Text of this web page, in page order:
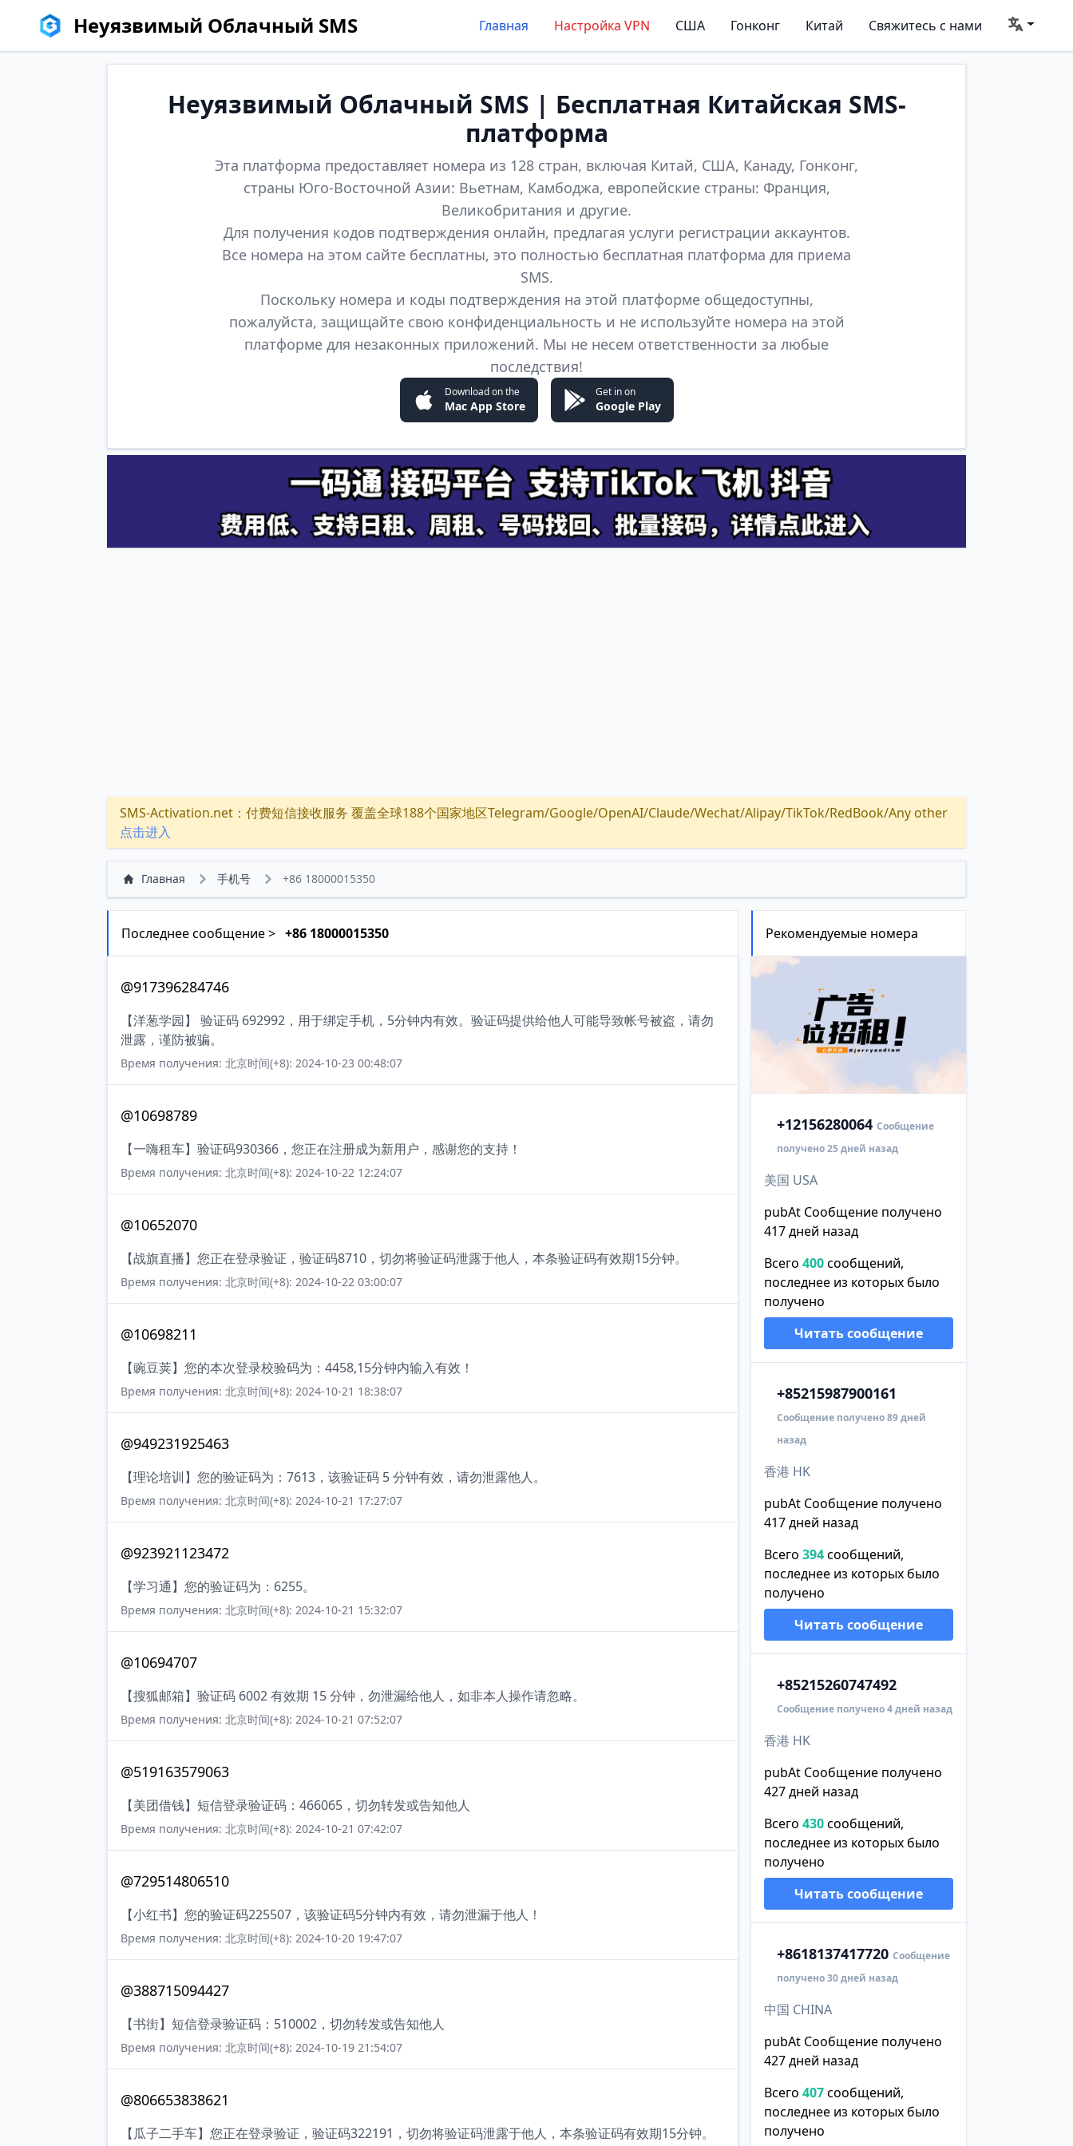
Неуязвимый Облачный SMS Главная Настройка VPN США Гонконг Китай Свяжитесь с нами
Неуязвимый Облачный SMS | Бесплатная Китайская SMS-
платформа
Эта платформа предоставляет номера из 128 стран, включая Китай, США, Канаду, Гонконг,
страны Юго-Восточной Азии: Вьетнам, Камбоджа, европейские страны: Франция,
Великобритания и другие.
Для получения кодов подтверждения онлайн, предлагая услуги регистрации аккаунтов.
Все номера на этом сайте бесплатны, это полностью бесплатная платформа для приема
SMS.
Поскольку номера и коды подтверждения на этой платформе общедоступны,
пожалуйста, защищайте свою конфиденциальность и не используйте номера на этой
платформе для незаконных приложений. Мы не несем ответственности за любые
последствия!
Download on the
Mac App Store
Get in on
Google Play
SMS-Activation.net：付费短信接收服务 覆盖全球188个国家地区Telegram/Google/OpenAI/Claude/Wechat/Alipay/TikTok/RedBook/Any other
点击进入
Главная 手机号 +86 18000015350
Последнее сообщение > +86 18000015350
@917396284746
【洋葱学园】 验证码 692992，用于绑定手机，5分钟内有效。验证码提供给他人可能导致帐号被盗，请勿
泄露，谨防被骗。
Время получения: 北京时间(+8): 2024-10-23 00:48:07
@10698789
【一嗨租车】验证码930366，您正在注册成为新用户，感谢您的支持！
Время получения: 北京时间(+8): 2024-10-22 12:24:07
@10652070
【战旗直播】您正在登录验证，验证码8710，切勿将验证码泄露于他人，本条验证码有效期15分钟。
Время получения: 北京时间(+8): 2024-10-22 03:00:07
@10698211
【豌豆荚】您的本次登录校验码为：4458,15分钟内输入有效！
Время получения: 北京时间(+8): 2024-10-21 18:38:07
@949231925463
【理论培训】您的验证码为：7613，该验证码 5 分钟有效，请勿泄露他人。
Время получения: 北京时间(+8): 2024-10-21 17:27:07
@923921123472
【学习通】您的验证码为：6255。
Время получения: 北京时间(+8): 2024-10-21 15:32:07
@10694707
【搜狐邮箱】验证码 6002 有效期 15 分钟，勿泄漏给他人，如非本人操作请忽略。
Время получения: 北京时间(+8): 2024-10-21 07:52:07
@519163579063
【美团借钱】短信登录验证码：466065，切勿转发或告知他人
Время получения: 北京时间(+8): 2024-10-21 07:42:07
@729514806510
【小红书】您的验证码225507，该验证码5分钟内有效，请勿泄漏于他人！
Время получения: 北京时间(+8): 2024-10-20 19:47:07
@388715094427
【书街】短信登录验证码：510002，切勿转发或告知他人
Время получения: 北京时间(+8): 2024-10-19 21:54:07
@806653838621
【瓜子二手车】您正在登录验证，验证码322191，切勿将验证码泄露于他人，本条验证码有效期15分钟。
Рекомендуемые номера
+12156280064 Сообщение
получено 25 дней назад
美国 USA
pubAt Сообщение получено
417 дней назад
Всего 400сообщений,
последнее из которых было
получено
Читать сообщение
+85215987900161
Сообщение получено 89 дней
назад
香港 HK
pubAt Сообщение получено
417 дней назад
Всего 394сообщений,
последнее из которых было
получено
Читать сообщение
+85215260747492
Сообщение получено 4 дней назад
香港 HK
pubAt Сообщение получено
427 дней назад
Всего 430сообщений,
последнее из которых было
получено
Читать сообщение
+8618137417720 Сообщение
получено 30 дней назад
中国 CHINA
pubAt Сообщение получено
427 дней назад
Всего 407сообщений,
последнее из которых было
получено